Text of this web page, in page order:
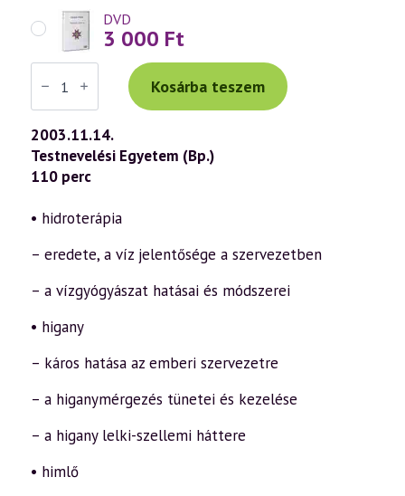
DVD
3 000 Ft
Váradi
Tibor
előadás
(314)
—
Az
öngyógyítás
ábécéje
44.
–
„H”
mennyiség
Kosárba teszem
2003.11.14.
Testnevelési Egyetem (Bp.)
110 perc
• hidroterápia
– eredete, a víz jelentősége a szervezetben
– a vízgyógyászat hatásai és módszerei
• higany
– káros hatása az emberi szervezetre
– a higanymérgezés tünetei és kezelése
– a higany lelki-szellemi háttere
• himlő